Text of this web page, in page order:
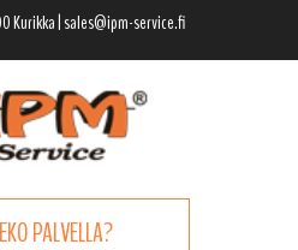
Kurikka | sales@ipm-service.fi
PALVELLA?